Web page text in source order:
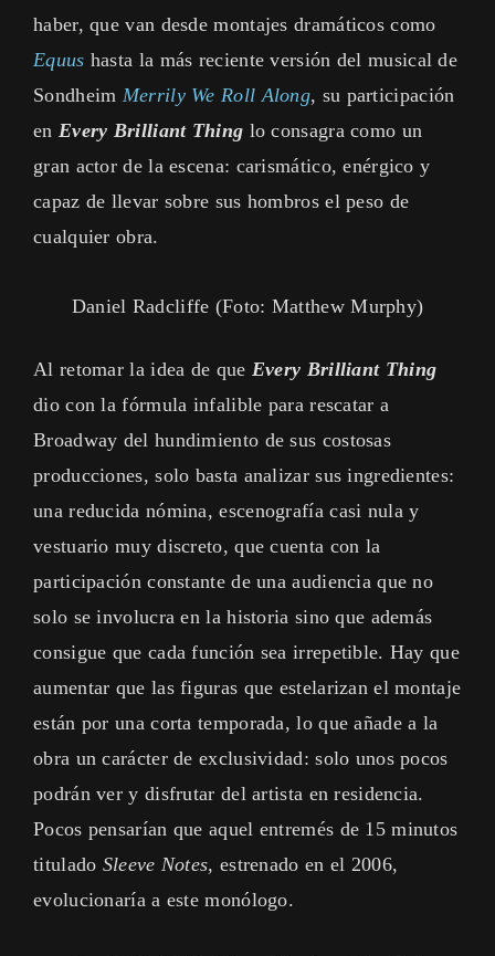
haber, que van desde montajes dramáticos como
Equus hasta la más reciente versión del musical de
Sondheim Merrily We Roll Along, su participación
en Every Brilliant Thing lo consagra como un
gran actor de la escena: carismático, enérgico y
capaz de llevar sobre sus hombros el peso de
cualquier obra.
Daniel Radcliffe (Foto: Matthew Murphy)
Al retomar la idea de que Every Brilliant Thing
dio con la fórmula infalible para rescatar a
Broadway del hundimiento de sus costosas
producciones, solo basta analizar sus ingredientes:
una reducida nómina, escenografía casi nula y
vestuario muy discreto, que cuenta con la
participación constante de una audiencia que no
solo se involucra en la historia sino que además
consigue que cada función sea irrepetible. Hay que
aumentar que las figuras que estelarizan el montaje
están por una corta temporada, lo que añade a la
obra un carácter de exclusividad: solo unos pocos
podrán ver y disfrutar del artista en residencia.
Pocos pensarían que aquel entremés de 15 minutos
titulado Sleeve Notes, estrenado en el 2006,
evolucionaría a este monólogo.